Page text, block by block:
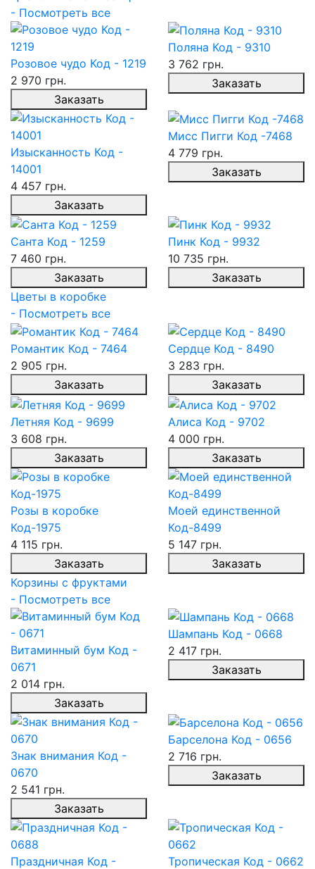
- Посмотреть все
Розовое чудо Код - 1219
2 970 грн.
Заказать
Поляна Код - 9310
3 762 грн.
Заказать
Изысканность Код -
14001
4 457 грн.
Заказать
Мисс Пигги Код -7468
4 779 грн.
Заказать
Санта Код - 1259
7 460 грн.
Заказать
Пинк Код - 9932
10 735 грн.
Заказать
Цветы в коробке
- Посмотреть все
Романтик Код - 7464
2 905 грн.
Заказать
Сердце Код - 8490
3 283 грн.
Заказать
Летняя Код - 9699
3 608 грн.
Заказать
Алиса Код - 9702
4 000 грн.
Заказать
Розы в коробке
Код-1975
4 115 грн.
Заказать
Моей единственной
Код-8499
5 147 грн.
Заказать
Корзины с фруктами
- Посмотреть все
Витаминный бум Код -
0671
2 014 грн.
Заказать
Шампань Код - 0668
2 417 грн.
Заказать
Знак внимания Код -
0670
2 541 грн.
Заказать
Барселона Код - 0656
2 716 грн.
Заказать
Праздничная Код -
Тропическая Код - 0662